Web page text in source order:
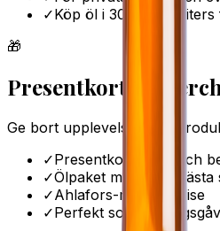
✓Köp öl i 30 eller 15 liters
🎁
Presentkort &
Ge bort upplevelser och
✓Presentkort på öl och
✓Ölpaket med våra bästa
✓Ahlafors-merchandise
✓Perfekt som